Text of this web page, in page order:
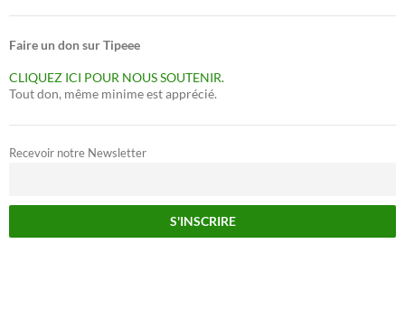
Faire un don sur Tipeee
CLIQUEZ ICI POUR NOUS SOUTENIR.
Tout don, même minime est apprécié.
Recevoir notre Newsletter